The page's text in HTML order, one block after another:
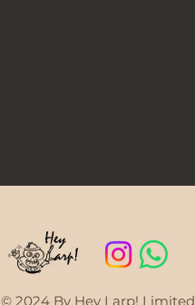
© 2024 By Hey Larp! Limited